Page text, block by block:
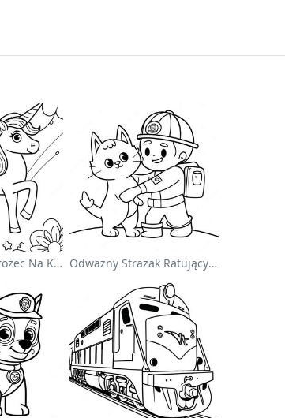
Magiczny Jednorożec Na Kolorowance Z Tęczą Odważny Strażak Ratujący Kota - Kolorowanka